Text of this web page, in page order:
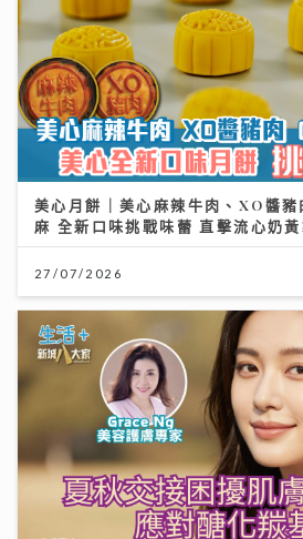
美心月餅｜美心麻辣牛肉、XO醬
麻 全新口味挑戰味蕾 直擊流心奶黃
27/07/2026